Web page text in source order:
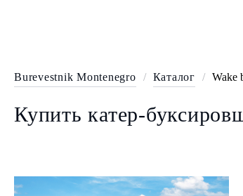
Burevestnik Montenegro / Каталог / Wake
Купить катер-